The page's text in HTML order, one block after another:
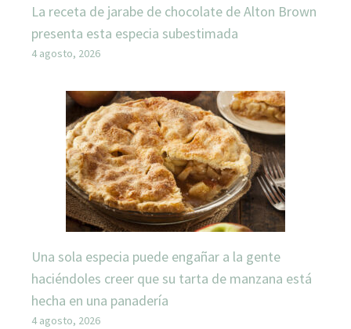
La receta de jarabe de chocolate de Alton Brown
presenta esta especia subestimada
4 agosto, 2026
Una sola especia puede engañar a la gente
haciéndoles creer que su tarta de manzana está
hecha en una panadería
4 agosto, 2026